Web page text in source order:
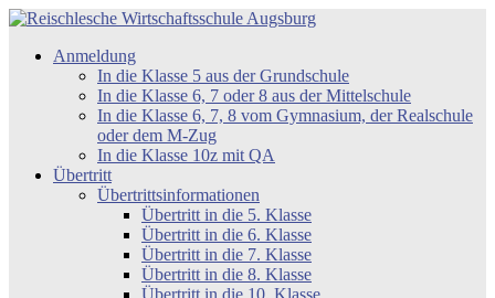
Zum
springen
Reischlesche
Wirtschaftsschule
Anmeldung
In die Klasse 5 aus der Grundschule
In die Klasse 6, 7 oder 8 aus der Mittelschule
In die Klasse 6, 7, 8 vom Gymnasium, der Realschule
oder dem M-Zug
In die Klasse 10z mit QA
Übertritt
Übertrittsinformationen
Übertritt in die 5. Klasse
Übertritt in die 6. Klasse
Übertritt in die 7. Klasse
Übertritt in die 8. Klasse
Übertritt in die 10. Klasse